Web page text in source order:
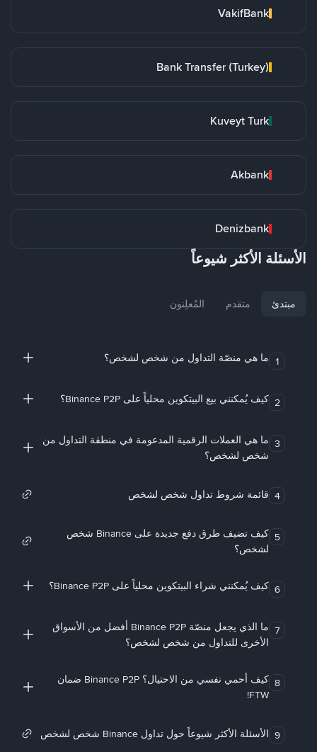
VakifBank
Bank Transfer (Turkey)
Kuveyt Turk
Akbank
Denizbank
الأسئلة الأكثر شيوعاً
مبتدئ متقدم المُعلِنون
1 ما هي منصّة التداول من شخص لشخص؟
2 كيف يُمكنني بيع البيتكوين محلياً على Binance P2P؟
3 ما هي العملات الرقمية المدعومة في منطقة التداول من
شخص لشخص؟
4 قائمة شروط تداول شخص لشخص
5
كيف تضيف طرق دفع جديدة على Binance شخص
لشخص؟
6 كيف يُمكنني شراء البيتكوين محلياً على Binance P2P؟
7
ما الذي يجعل منصّة Binance P2P أفضل من الأسواق
الأخرى للتداول من شخص لشخص؟
8
كيف أحمي نفسي من الاحتيال؟ Binance P2P ضمان
FTW!
9 الأسئلة الأكثر شيوعاً حول تداول Binance شخص لشخص